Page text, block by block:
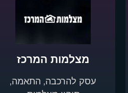
מצלמות המרכז
עסק להרכבה, התאמה,